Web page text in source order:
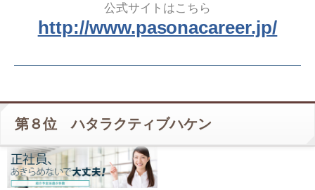
公式サイトはこちら
http://www.pasonacareer.jp/
第８位 ハタラクティブハケン